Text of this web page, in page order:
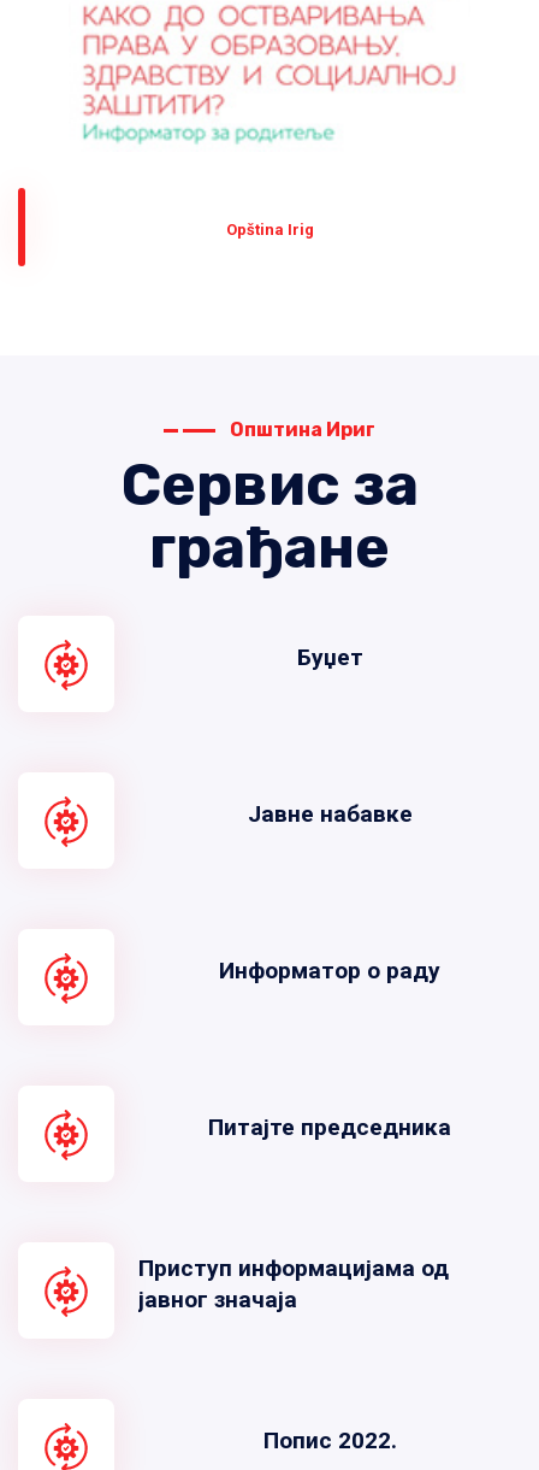
Оpština Irig
Општина Ириг
Сервис за
грађане
Буџет
Јавне набавке
Информатор о раду
Питајте председника
Приступ информацијама од
јавног значаја
Попис 2022.